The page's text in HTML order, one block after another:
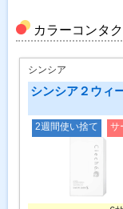
カラーコンタ
シンシア
シンシア２ウィ
2週間使い捨て サ